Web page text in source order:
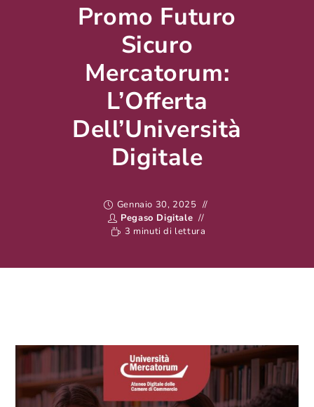
Promo Futuro
Sicuro
Mercatorum:
L’Offerta
Dell’Università
Digitale
Gennaio 30, 2025
Pegaso Digitale
3 minuti di lettura